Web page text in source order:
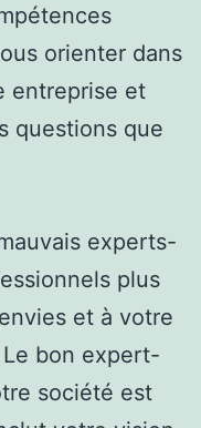
orienter dans
entreprise et
questions que
experts-
plus
et à votre
bon expert-
société est